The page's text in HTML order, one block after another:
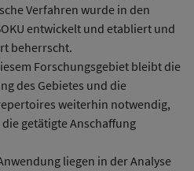
Verfahren wurde in den
entwickelt und etabliert und
beherrscht.
Forschungsgebiet bleibt die
des Gebietes und die
weiterhin notwendig,
getätigte Anschaffung
liegen in der Analyse